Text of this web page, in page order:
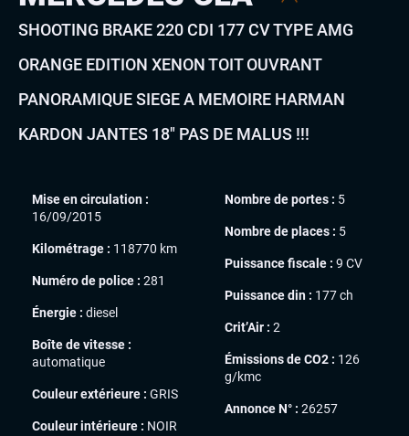
SHOOTING BRAKE 220 CDI 177 CV TYPE AMG
ORANGE EDITION XENON TOIT OUVRANT
PANORAMIQUE SIEGE A MEMOIRE HARMAN
KARDON JANTES 18″ PAS DE MALUS !!!
Mise en circulation :
16/09/2015
Kilométrage : 118770 km
Numéro de police : 281
Énergie : diesel
Boîte de vitesse :
automatique
Couleur extérieure : GRIS
Couleur intérieure : NOIR
Nombre de portes : 5
Nombre de places : 5
Puissance fiscale : 9 CV
Puissance din : 177 ch
Crit’Air : 2
Émissions de CO2 : 126
g/kmc
Annonce N° : 26257